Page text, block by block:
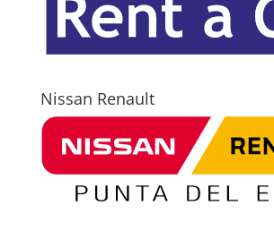
Nissan Renault